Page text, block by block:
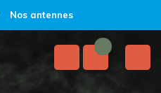
Nos antennes